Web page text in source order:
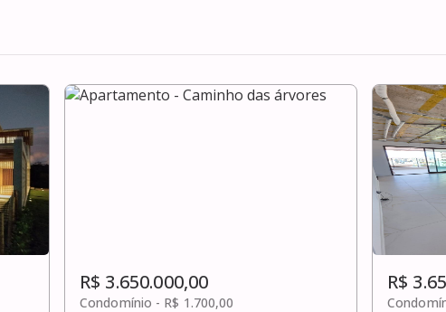
R$ 3.650.000,00
Condomínio - R$ 1.700,00
R$